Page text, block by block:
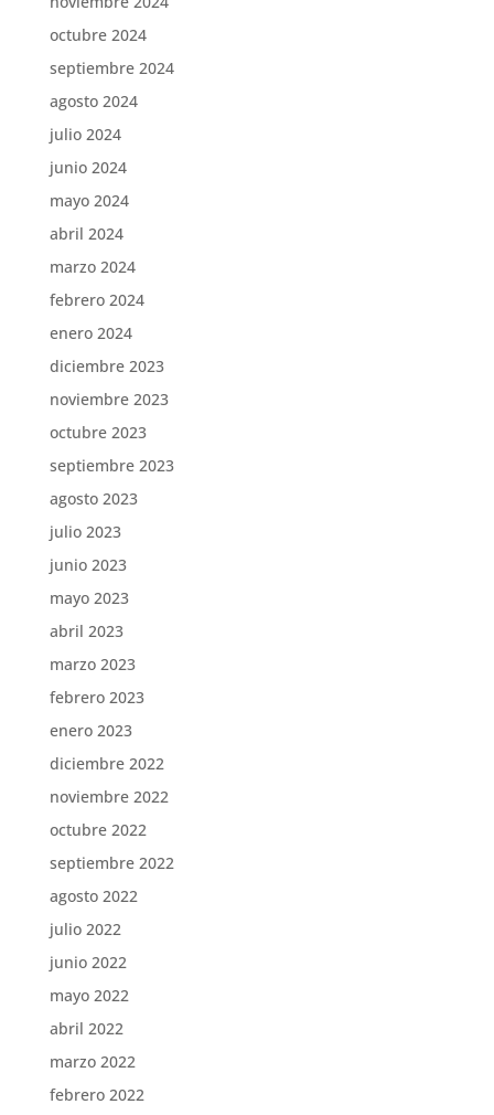
octubre 2024
septiembre 2024
agosto 2024
julio 2024
junio 2024
mayo 2024
abril 2024
marzo 2024
febrero 2024
enero 2024
diciembre 2023
noviembre 2023
octubre 2023
septiembre 2023
agosto 2023
julio 2023
junio 2023
mayo 2023
abril 2023
marzo 2023
febrero 2023
enero 2023
diciembre 2022
noviembre 2022
octubre 2022
septiembre 2022
agosto 2022
julio 2022
junio 2022
mayo 2022
abril 2022
marzo 2022
febrero 2022